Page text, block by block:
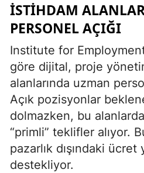
İSTIHDAM
PERSONEL AÇIĞI
Institute for
göre dijital, proje
alanlarında uzman
Açık pozisyonlar
dolmazken, bu
“primli” teklifler alıyor.
pazarlık dışındaki
destekliyor.